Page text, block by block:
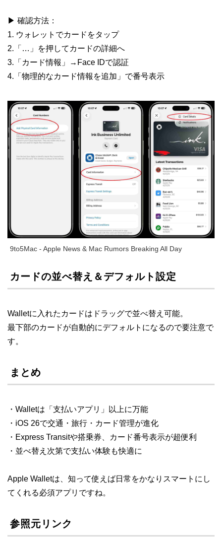
▶︎ 確認方法：
1. ウォレットでカードをタップ
2.「…」を押してカードの詳細へ
3.「カード情報」→Face IDで認証
4.「物理的なカード情報を追加」で番号表示
9to5Mac - Apple News & Mac Rumors Breaking All Day
カードの並べ替え＆デフォルト設定
Walletに入れたカードはドラッグで並べ替え可能。
最下部のカードが自動的にデフォルトになるので要注意で
す。
まとめ
・Walletは「支払いアプリ」以上に万能
・iOS 26で交通・旅行・カード管理が進化
・Express Transitや搭乗券、カード番号表示が超便利
・並べ替え次第で支払い体験も快適に
Apple Walletは、知って使えば日常をかなりスマートにし
てくれる必須アプリですね。
参照元リンク